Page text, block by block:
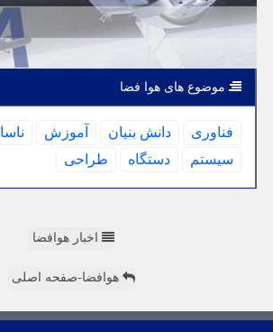
موضوع های هوا فضا
فناوری دانش بنیان آموزش ناسا
سیستم
دستگاه طراحی
اخبار هوافضا
هوافضا-صفحه اصلی